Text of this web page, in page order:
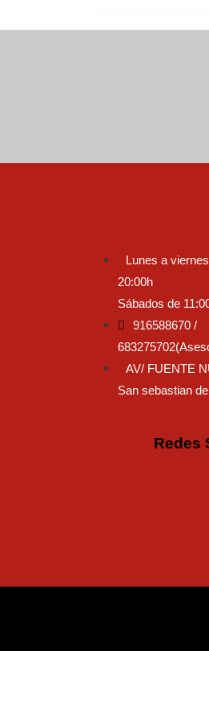
Lunes a
20:00h
Sábados de
916588670 /
AV/ FUENTE
San sebastian
Redes